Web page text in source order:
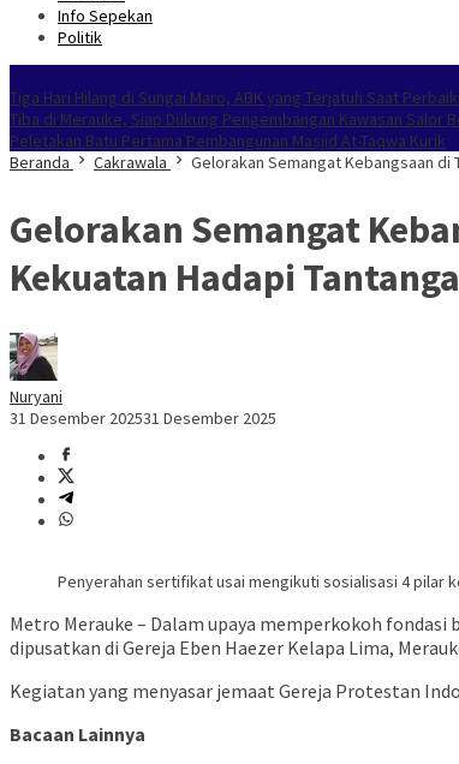
Info Sepekan
Politik
Tiga Hari Hilang di Sungai Maro, ABK yang Terjatuh Saat
Tiba di Merauke, Siap Dukung Pengembangan Kawasan Salor
Peletakan Batu Pertama Pembangunan Masjid At-Taqwa Kurik
Beranda
Cakrawala Gelorakan Semangat Kebangsaan di
Gelorakan Semangat
Kekuatan Hadapi
Nuryani
31 Desember 202531 Desember 2025
Penyerahan sertifikat usai mengikuti sosialisasi 4 pilar
Metro Merauke – Dalam upaya memperkokoh
dipusatkan di Gereja Eben Haezer Kelapa Lima,
Kegiatan yang menyasar jemaat Gereja Protestan
Bacaan Lainnya